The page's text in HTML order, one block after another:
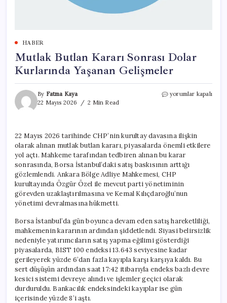
HABER
Mutlak Butlan Kararı Sonrası Dolar
Kurlarında Yaşanan Gelişmeler
By Fatma Kaya
22 Mayıs 2026
2 Min Read
Mutlak
Kurlarında
Yaşanan
Gelişmeler
için
yorumlar kapalı
22 Mayıs 2026 tarihinde CHP’nin kurultay davasına ilişkin
olarak alınan mutlak butlan kararı, piyasalarda önemli etkilere
yol açtı. Mahkeme tarafından tedbiren alınan bu karar
sonrasında, Borsa İstanbul’daki satış baskısının arttığı
gözlemlendi. Ankara Bölge Adliye Mahkemesi, CHP
kurultayında Özgür Özel ile mevcut parti yönetiminin
görevden uzaklaştırılmasına ve Kemal Kılıçdaroğlu’nun
yönetimi devralmasına hükmetti.
Borsa İstanbul’da gün boyunca devam eden satış hareketliliği,
mahkemenin kararının ardından şiddetlendi. Siyasi belirsizlik
nedeniyle yatırımcıların satış yapma eğilimi gösterdiği
piyasalarda, BIST 100 endeksi 13.643 seviyesine kadar
gerileyerek yüzde 6’dan fazla kayıpla karşı karşıya kaldı. Bu
sert düşüşün ardından saat 17:42 itibarıyla endeks bazlı devre
kesici sistemi devreye alındı ve işlemler geçici olarak
durduruldu. Bankacılık endeksindeki kayıplar ise gün
içerisinde yüzde 8’i aştı.